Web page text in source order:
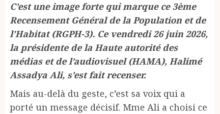
C’est une image forte qui marque ce 3ème
Recensement Général de la Population et de
l’Habitat (RGPH-3). Ce vendredi 26 juin 2026,
la présidente de la Haute autorité des
médias et de l’audiovisuel (HAMA), Halimé
Assadya Ali, s’est fait recenser.
Mais au-delà du geste, c’est sa voix qui a
porté un message décisif. Mme Ali a choisi ce